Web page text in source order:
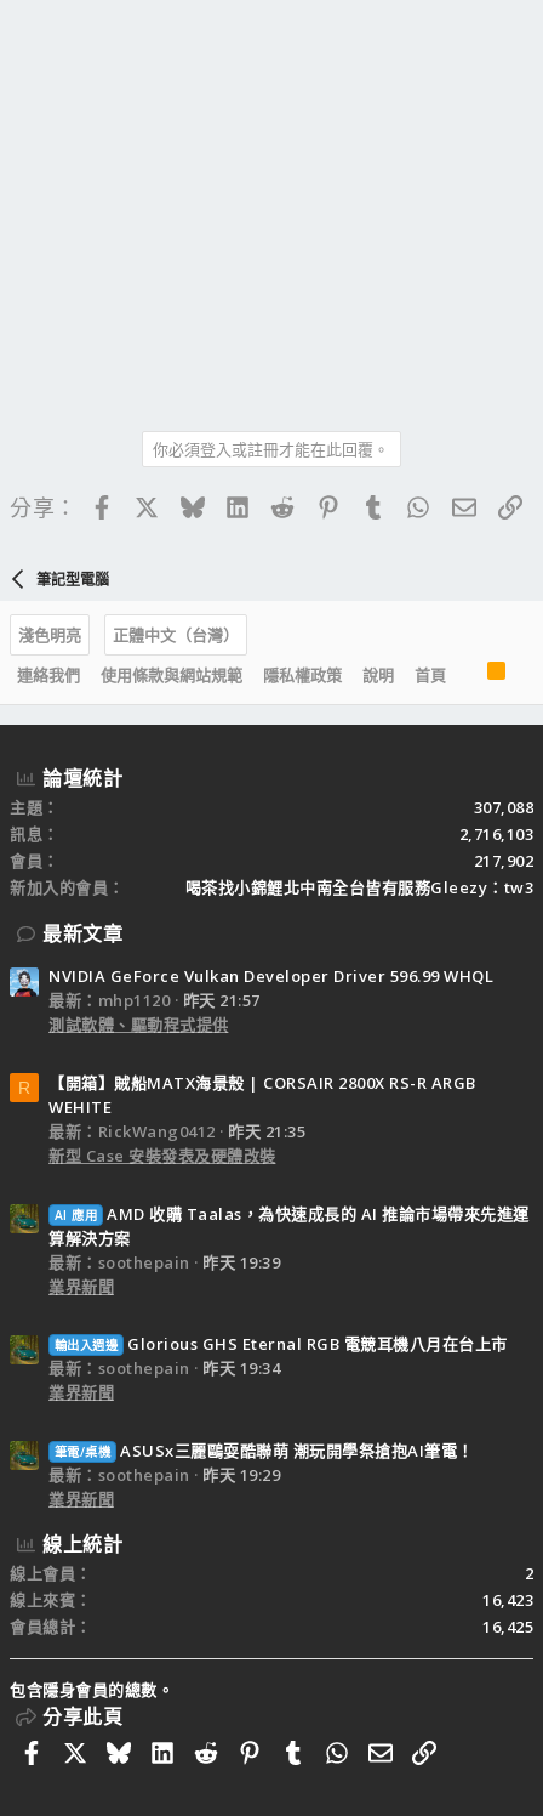
你必須登入或註冊才能在此回覆。
分享： FacebookBlueskyLinkedIn
Reddit PinterestTumblrWhatsApp
電子
筆記型電腦
淺色明亮
正體中文（台灣）
連絡我們
使用條款與網站規範 隱私權政策 說明 首頁
R
S
S
論壇統計
主題
307,088
訊息
2,716,103
會員
217,902
新加入的會員
喝茶找小錦鯉北中南全台皆有服務Gleezy：tw3
最新文章
NVIDIA GeForce Vulkan Developer Driver 596.99 WHQL
最新：mhp1120
昨天 21:57
測試軟體、驅動程式提供
R
【開箱】賊船MATX海景殼 | CORSAIR 2800X RS-R ARGB
WEHITE
最新：RickWang0412
昨天 21:35
新型 Case 安裝發表及硬體改裝
AI 應用 AMD 收購 Taalas，為快速成長的 AI 推論市場帶來先進運
算解決方案
最新：soothepain
昨天 19:39
業界新聞
輸出入週邊
Glorious GHS Eternal RGB 電競耳機八月在台上市
最新：soothepain
昨天 19:34
業界新聞
筆電/桌機 ASUSx三麗鷗耍酷聯萌 潮玩開學祭搶抱AI筆電！
最新：soothepain
昨天 19:29
業界新聞
線上統計
線上會員
2
線上來賓
16,423
會員總計
16,425
包含隱身會員的總數。
分享此頁
FacebookBlueskyLinkedIn
RedditPinterestTumblrWhatsApp
電子郵件
連結